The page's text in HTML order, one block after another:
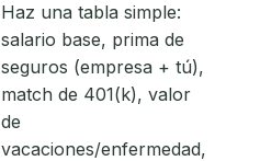
Haz una tabla simple:
salario base, prima de
seguros (empresa + tú),
match de 401(k), valor
de
vacaciones/enfermedad,